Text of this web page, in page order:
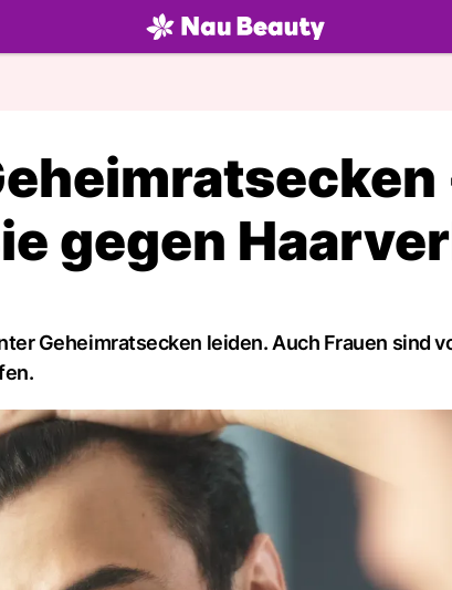
beauty.NAU.ch
gegen
Geheimratsecken leiden. Auch Frauen sind